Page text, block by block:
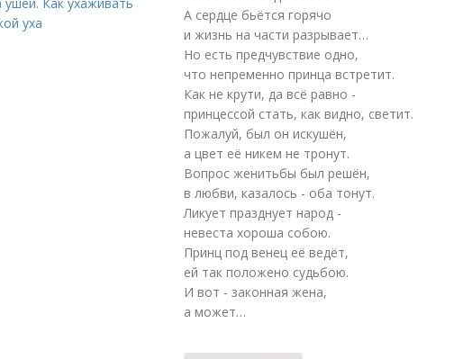
А сердце бьётся горячо
и жизнь на части разрывает…
Но есть предчувствие одно,
что непременно принца встретит.
Как не крути, да всё равно -
принцессой стать, как видно, светит.
Пожалуй, был он искушён,
а цвет её никем не тронут.
Вопрос женитьбы был решён,
в любви, казалось - оба тонут.
Ликует празднует народ -
невеста хороша собою.
Принц под венец её ведёт,
ей так положено судьбою.
И вот - законная жена,
а может…
уха